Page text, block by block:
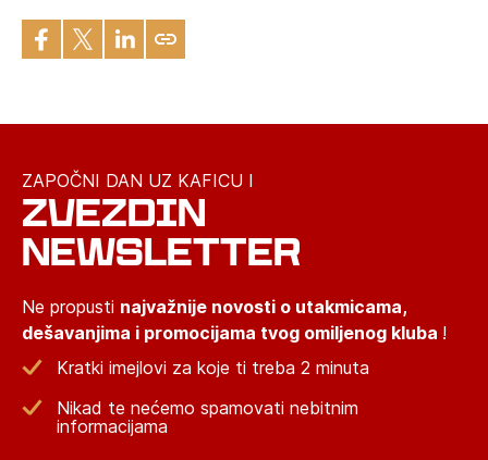
ZAPOČNI DAN UZ KAFICU I
ZVEZDIN
NEWSLETTER
Ne propusti najvažnije novosti o utakmicama,
dešavanjima i promocijama tvog omiljenog kluba !
Kratki imejlovi za koje ti treba 2 minuta
Nikad te nećemo spamovati nebitnim
informacijama